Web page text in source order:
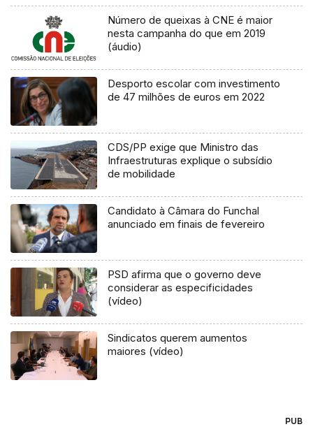
Número de queixas à CNE é maior
nesta campanha do que em 2019
(áudio)
Desporto escolar com investimento
de 47 milhões de euros em 2022
CDS/PP exige que Ministro das
Infraestruturas explique o subsídio
de mobilidade
Candidato à Câmara do Funchal
anunciado em finais de fevereiro
PSD afirma que o governo deve
considerar as especificidades
(vídeo)
Sindicatos querem aumentos
maiores (vídeo)
PUB